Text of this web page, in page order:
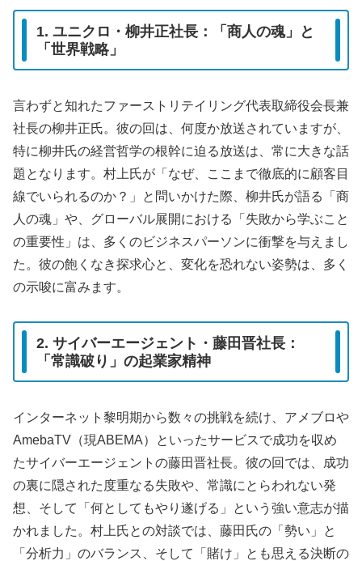
1. ユニクロ・柳井正社長：「商人の魂」と
「世界戦略」
言わずと知れたファーストリテイリング代表取締役会長兼
社長の柳井正氏。彼の回は、何度か放送されていますが、
特に柳井氏の経営哲学の根幹に迫る放送は、常に大きな話
題となります。村上氏が「なぜ、ここまで徹底的に顧客目
線でいられるのか？」と問いかけた際、柳井氏が語る「商
人の魂」や、グローバル展開における「失敗から学ぶこと
の重要性」は、多くのビジネスパーソンに衝撃を与えまし
た。彼の飽くなき探求心と、変化を恐れない姿勢は、多く
の示唆に富みます。
2. サイバーエージェント・藤田晋社長：
「常識破り」の起業家精神
インターネット黎明期から数々の挑戦を続け、アメブロや
AmebaTV（現ABEMA）といったサービスで成功を収め
たサイバーエージェントの藤田晋社長。彼の回では、成功
の裏に隠された度重なる失敗や、常識にとらわれない発
想、そして「何としてもやり遂げる」という強い意志が描
かれました。村上氏との対談では、藤田氏の「勢い」と
「分析力」のバランス、そして「賭け」とも思える決断の